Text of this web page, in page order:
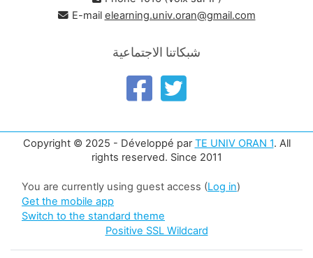
E-mail elearning.univ.oran@gmail.com
شبكاتنا الاجتماعية
Copyright © 2025 - Développé par TE UNIV ORAN 1. All
rights reserved. Since 2011
You are currently using guest access (Log in)
Get the mobile app
Switch to the standard theme
Positive SSL Wildcard